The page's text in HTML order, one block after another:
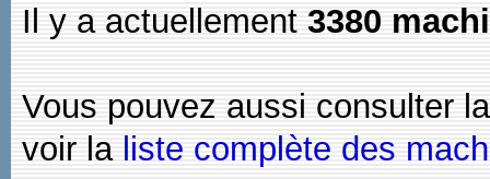
Il y a actuellement 3380
Vous pouvez aussi consulter
voir la liste complète des